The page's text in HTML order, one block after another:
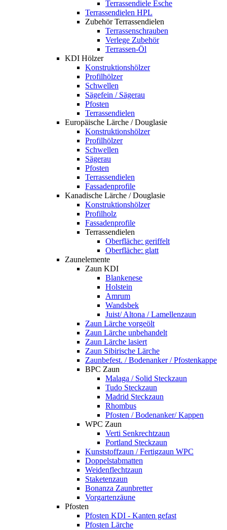
Terrassendiele Esche
Terrassendielen HPL
Zubehör Terrassendielen
Terrassenschrauben
Verlege Zubehör
Terrassen-Öl
KDI Hölzer
Konstruktionshölzer
Profilhölzer
Schwellen
Sägefein / Sägerau
Pfosten
Terrassendielen
Europäische Lärche / Douglasie
Konstruktionshölzer
Profilhölzer
Schwellen
Sägerau
Pfosten
Terrassendielen
Fassadenprofile
Kanadische Lärche / Douglasie
Konstruktionshölzer
Profilholz
Fassadenprofile
Terrassendielen
Oberfläche: geriffelt
Oberfläche: glatt
Zaunelemente
Zaun KDI
Blankenese
Holstein
Amrum
Wandsbek
Juist/ Altona / Lamellenzaun
Zaun Lärche vorgeölt
Zaun Lärche unbehandelt
Zaun Lärche lasiert
Zaun Sibirische Lärche
Zaunbefest. / Bodenanker / Pfostenkappe
BPC Zaun
Malaga / Solid Steckzaun
Tudo Steckzaun
Madrid Steckzaun
Rhombus
Pfosten / Bodenanker/ Kappen
WPC Zaun
Verti Senkrechtzaun
Portland Steckzaun
Kunststoffzaun / Fertigzaun WPC
Doppelstabmatten
Weidenflechtzaun
Staketenzaun
Bonanza Zaunbretter
Vorgartenzäune
Pfosten
Pfosten KDI - Kanten gefast
Pfosten Lärche